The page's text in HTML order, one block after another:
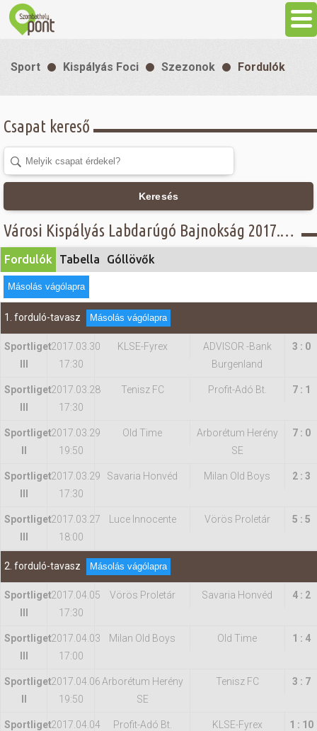
Látnivalók
Gasztronómia
Szállás
Sport
Szabadidő
Hasznos
Sport Kispályás Foci Szezonok Fordulók
Csapat kereső
Keresés
Városi Kispályás Labdarúgó Bajnokság 2017. - Fordulók - Öregfiúk II. csoport
Fordulók Tabella Góllövők
Másolás vágólapra
1. forduló-tavasz Másolás vágólapra
Sportliget2017.03.30
17:30
KLSE-Fyrex
ADVISOR -Bank
Burgenland
3 : 0
Sportliget2017.03.28
17:30
Tenisz FC Profit-Adó Bt. 7 : 1
Sportliget2017.03.29
19:50
Old Time
Arborétum Herény
SE
7 : 0
Sportliget2017.03.29
17:30
Savaria Honvéd Milan Old Boys 2 : 3
Sportliget2017.03.27
18:00
Luce Innocente Vörös Proletár 5 : 5
2. forduló-tavasz Másolás vágólapra
Sportliget2017.04.05
17:30
Vörös Proletár Savaria Honvéd 4 : 2
Sportliget2017.04.03
17:00
Milan Old Boys Old Time 1 : 4
Sportliget2017.04.06
19:50
Arborétum Herény
SE
Tenisz FC 3 : 7
Sportliget2017.04.04
Profit-Adó Bt. KLSE-Fyrex 1 : 10